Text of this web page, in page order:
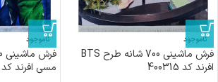
ناموجود
فرش ماشینی 700 شانه طرح BTS
افرند كد 400315
ناموجود
مسی افرند کد 400310